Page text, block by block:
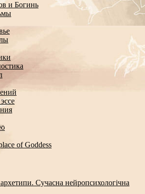
и Богинь
of Goddess
Сучасна нейропсихологічна